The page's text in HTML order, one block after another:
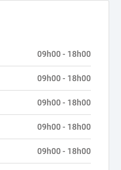
09h00 - 18h00
09h00 - 18h00
09h00 - 18h00
09h00 - 18h00
09h00 - 18h00